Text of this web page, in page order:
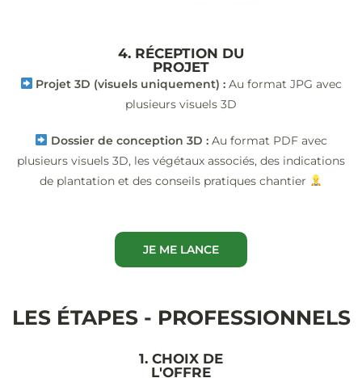
4. RÉCEPTION DU
PROJET
Projet 3D (visuels uniquement) : Au format JPG avec
plusieurs visuels 3D
Dossier de conception 3D :Au format PDF avec
plusieurs visuels 3D, les végétaux associés, des indications
de plantation et des conseils pratiques chantier
JE ME LANCE
LES ÉTAPES - PROFESSIONNELS
1. CHOIX DE
L'OFFRE